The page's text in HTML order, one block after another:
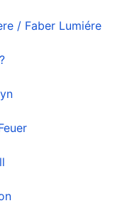
/ Faber Lumiére